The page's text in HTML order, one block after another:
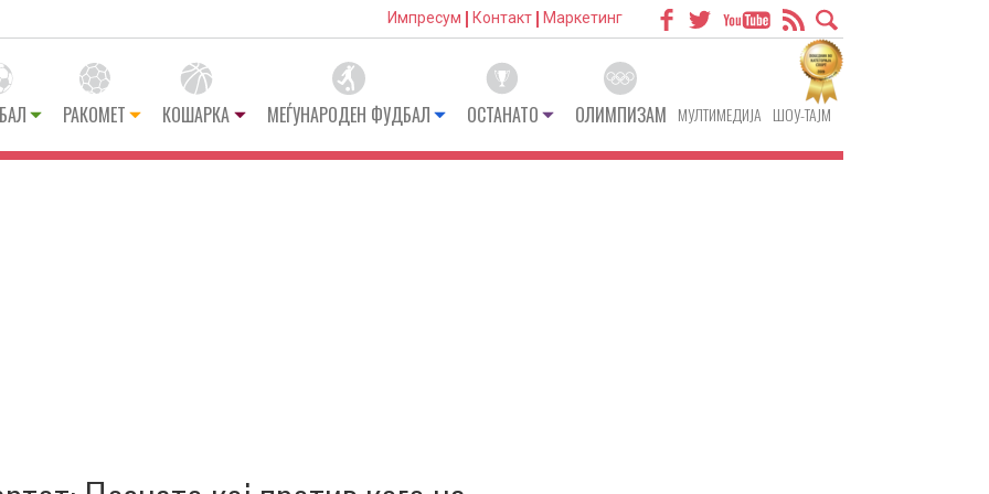
Импресум Контакт Маркетинг
РАКОМЕТ КОШАРКА МЕЃУНАРОДЕН ФУДБАЛ ОСТАНАТО ОЛИМПИЗАМ МУЛТИМЕДИЈА ШОУ-ТАЈМ